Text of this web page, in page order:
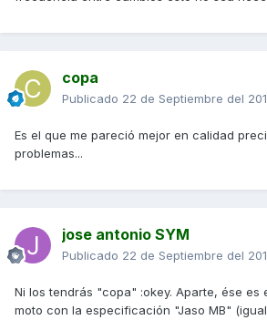
copa
Publicado 22 de Septiembre del
Es el que me pareció mejor en calidad
problemas...
jose antonio SYM
Publicado 22 de Septiembre del
Ni los tendrás "copa" :okey. Aparte, ése es
moto con la especificación "Jaso MB"